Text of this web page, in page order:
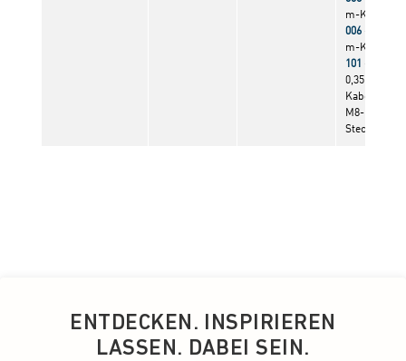
ENTDECKEN. INSPIRIEREN
LASSEN. DABEI SEIN.